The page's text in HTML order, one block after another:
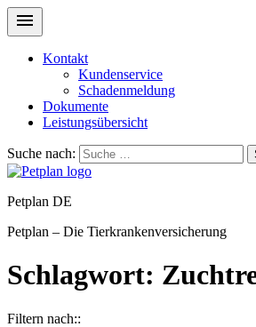
Kontakt
Kundenservice
Schadenmeldung
Dokumente
Leistungsübersicht
Suche nach:
Petplan DE
Petplan – Die Tierkrankenversicherung
Schlagwort:
Filtern nach::